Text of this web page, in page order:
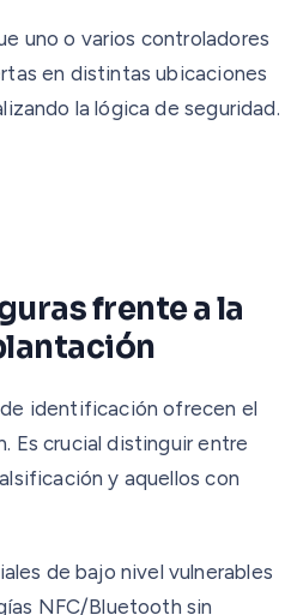
uno o varios controladores
en distintas ubicaciones
la lógica de seguridad.
frente a la
identificación ofrecen el
Es crucial distinguir entre
y aquellos con
de bajo nivel vulnerables
NFC/Bluetooth sin